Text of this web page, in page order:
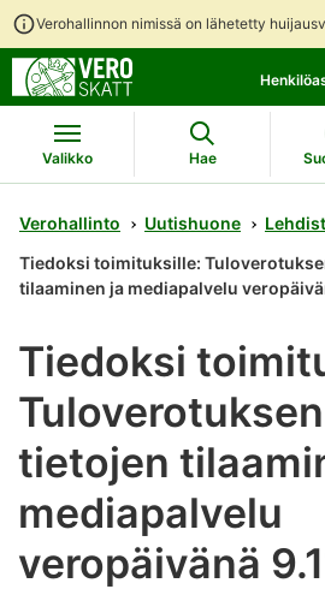
Verohallinnon nimissä on lähetetty
koko
Valikko Hae
Verohallinto Uutishuone
Tiedoksi toimituksille:
tilaaminen ja mediapalvelu
Tiedoksi
tietojen
mediapalvelu
veropäivänä